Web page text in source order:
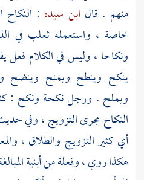
منهم . قال ابن سيده :
خاصة ، واستعملهثعلب في
ونكاحا ، وليس في الكلام فعل
ينكح وينطح ويمنح وينضح
ويملح . ورجل نكحة ونكح :
النكاح مجرى التزويج ، وفي
أي كثير التزويج والطلاق ،
هكذا روي ، وفعلة من أبنية